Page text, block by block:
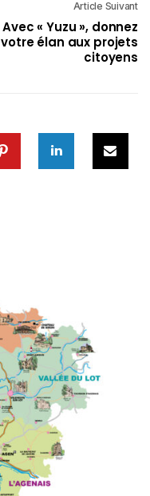
Article Suivant
Avec « Yuzu », donnez
votre élan aux projets
citoyens